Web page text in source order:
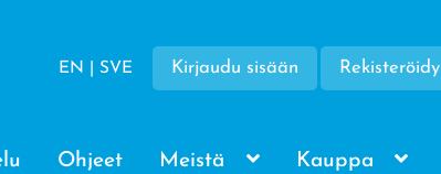
EN | SVE Kirjaudu sisään Rekisteröidy
Ohjeet Meistä Kauppa